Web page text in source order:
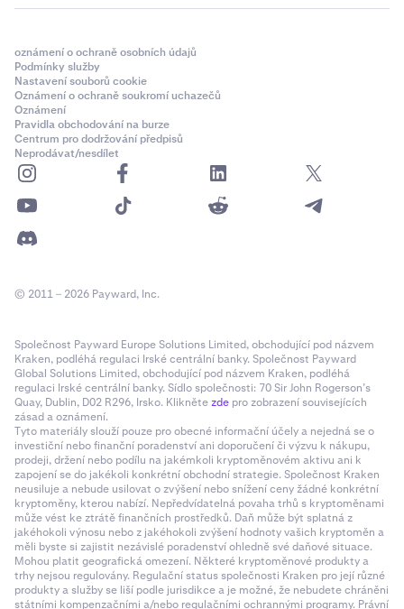
oznámení o ochraně osobních údajů
Podmínky služby
Nastavení souborů cookie
Oznámení o ochraně soukromí uchazečů
Oznámení
Pravidla obchodování na burze
Centrum pro dodržování předpisů
Neprodávat/nesdílet
© 2011 – 2026 Payward, Inc.
Společnost Payward Europe Solutions Limited, obchodující pod názvem
Kraken, podléhá regulaci Irské centrální banky. Společnost Payward
Global Solutions Limited, obchodující pod názvem Kraken, podléhá
regulaci Irské centrální banky. Sídlo společnosti: 70 Sir John Rogerson’s
Quay, Dublin, D02 R296, Irsko. Kliknětezde pro zobrazení souvisejících
zásad a oznámení.
Tyto materiály slouží pouze pro obecné informační účely a nejedná se o
investiční nebo finanční poradenství ani doporučení či výzvu k nákupu,
prodeji, držení nebo podílu na jakémkoli kryptoměnovém aktivu ani k
zapojení se do jakékoli konkrétní obchodní strategie. Společnost Kraken
neusiluje a nebude usilovat o zvýšení nebo snížení ceny žádné konkrétní
kryptoměny, kterou nabízí. Nepředvídatelná povaha trhů s kryptoměnami
může vést ke ztrátě finančních prostředků. Daň může být splatná z
jakéhokoli výnosu nebo z jakéhokoli zvýšení hodnoty vašich kryptoměn a
měli byste si zajistit nezávislé poradenství ohledně své daňové situace.
Mohou platit geografická omezení. Některé kryptoměnové produkty a
trhy nejsou regulovány. Regulační status společnosti Kraken pro její různé
produkty a služby se liší podle jurisdikce a je možné, že nebudete chráněni
státními kompenzačními a/nebo regulačními ochrannými programy. Právní